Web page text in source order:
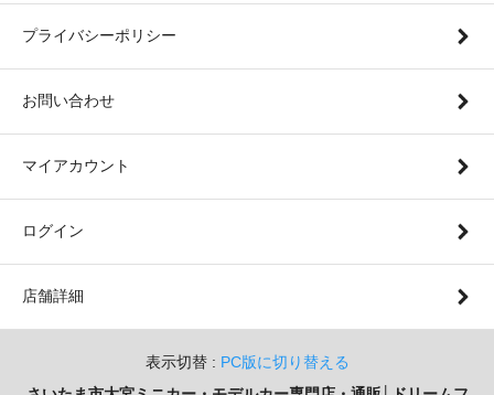
プライバシーポリシー
お問い合わせ
マイアカウント
ログイン
店舗詳細
表示切替 : PC版に切り替える